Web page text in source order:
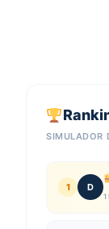
SIMULADOR
1 D
1